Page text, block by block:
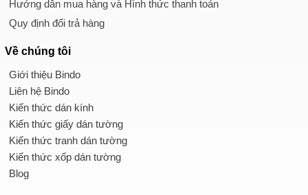
Hướng dẫn mua hàng và Hình thức thanh toán
Quy định đổi trả hàng
Về chúng tôi
Giới thiệu Bindo
Liên hệ Bindo
Kiến thức dán kính
Kiến thức giấy dán tường
Kiến thức tranh dán tường
Kiến thức xốp dán tường
Blog